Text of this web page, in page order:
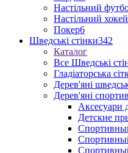
Настільний
Настільний хокей
Покер6
Шведські стінки342
Каталог
Все Шведські
Гладіаторська
Дерев'яні
Дерев'яні
Аксесуари
Детские